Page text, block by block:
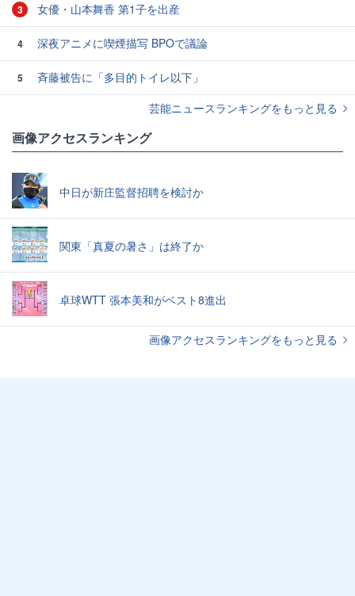
3 女優・山本舞香 第1子を出産
4 深夜アニメに喫煙描写 BPOで議論
5
斉藤被告に「多目的トイレ以下」
芸能ニュースランキングをもっと見る
画像アクセスランキング
中日が新庄監督招聘を検討か
関東「真夏の暑さ」は終了か
卓球WTT 張本美和がベスト8進出
画像アクセスランキングをもっと見る